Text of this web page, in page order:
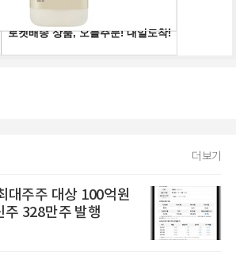
더보기
대주주 대상 100억원
주 328만주 발행